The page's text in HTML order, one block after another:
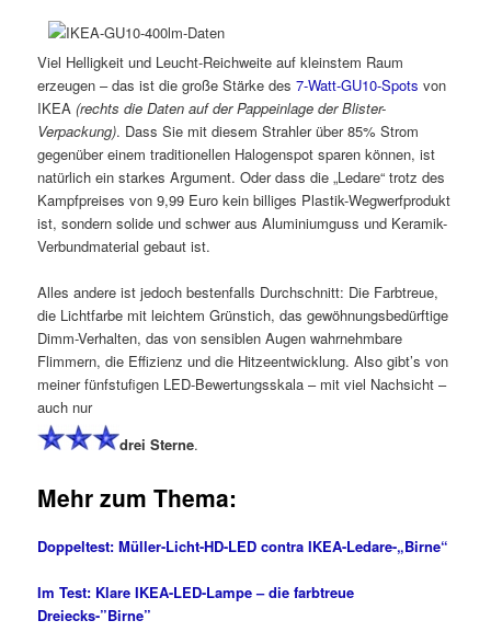
Viel Helligkeit und Leucht-Reichweite auf kleinstem Raum
erzeugen – das ist die große Stärke des7-Watt-GU10-Spots von
IKEA(rechts die Daten auf der Pappeinlage der Blister-
Verpackung). Dass Sie mit diesem Strahler über 85% Strom
gegenüber einem traditionellen Halogenspot sparen können, ist
natürlich ein starkes Argument. Oder dass die „Ledare“ trotz des
Kampfpreises von 9,99 Euro kein billiges Plastik-Wegwerfprodukt
ist, sondern solide und schwer aus Aluminiumguss und Keramik-
Verbundmaterial gebaut ist.
Alles andere ist jedoch bestenfalls Durchschnitt: Die Farbtreue,
die Lichtfarbe mit leichtem Grünstich, das gewöhnungsbedürftige
Dimm-Verhalten, das von sensiblen Augen wahrnehmbare
Flimmern, die Effizienz und die Hitzeentwicklung. Also gibt’s von
meiner fünfstufigen LED-Bewertungsskala – mit viel Nachsicht –
auch nur
drei Sterne.
Mehr zum Thema:
Doppeltest: Müller-Licht-HD-LED contra IKEA-Ledare-„Birne“
Im Test: Klare IKEA-LED-Lampe – die farbtreue
Dreiecks-”Birne”